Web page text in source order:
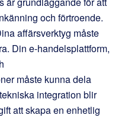
och förtroende.
affärsverktyg måste
Din e-handelsplattform,
måste kunna dela
integration blir
att skapa en enhetlig